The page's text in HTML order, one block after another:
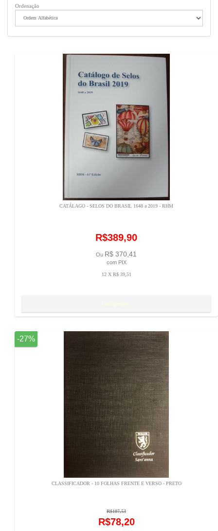
Ordenação
CATÁLAGO - SELOS DO BRASIL 1648 a 2019 - RHM
R$389,90
Ou R$ 370,41
com PIX
12 X R$ 39,51
-27%
CLASSIFICADOR - 10 FOLHAS FRENTE E VERSO - PRETO
R$107,53
R$78,20